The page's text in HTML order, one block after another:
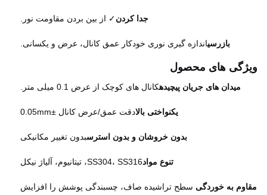
جدا کردن ✓ از بین بردن مقاومت نور.
بازرسیاندازه گیری نوری خودکار عمق کانال، عرض و یکسانی.
های محصول
میدان های جریان پیچیدهکانال های کوچک از عرض 0.1 میلی متر.
یکنواختی بالادقت عمق/عرض کانال ±0.05mm
بدون خروشان و بدون استرسبدون تغییر مکانیکی
تنوع موادSS304، SS316، تیتانیوم، آلیاژ نیکل
به خوردگی️ سطح تراشیده صاف، چسبندگی پوشش را افزایش